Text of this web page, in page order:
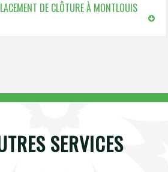
DE CLÔTURE À MONTLOUIS
SERVICES